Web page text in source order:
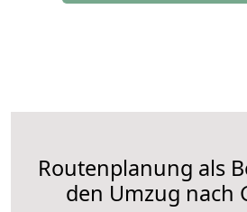
Routenplanung als
den Umzug nach